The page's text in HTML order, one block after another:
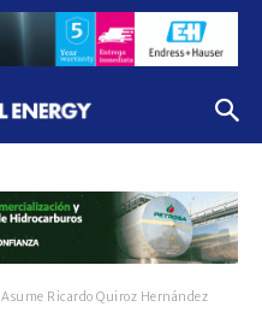
Asume Ricardo Quiroz Hernández